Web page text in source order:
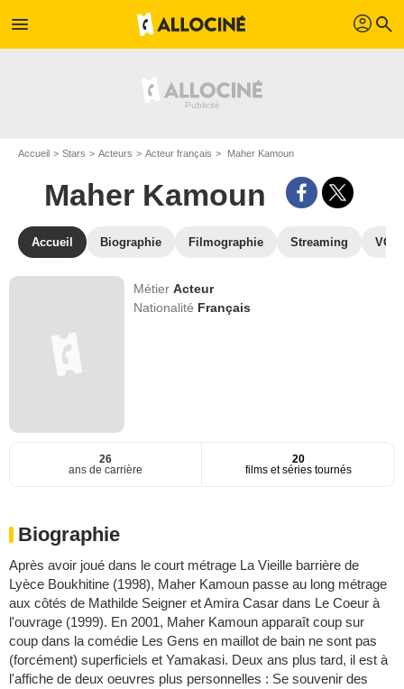
menu profil search
Accueil Stars Acteurs Acteur français Maher Kamoun
Maher Kamoun
Accueil Biographie Filmographie Streaming
MétierActeur
Nationalité Français
26
ans de carrière
20
films et séries tournés
Biographie
Après avoir joué dans le court métrage La Vieille barrière de
Lyèce Boukhitine (1998), Maher Kamoun passe au long métrage
aux côtés de Mathilde Seigner et Amira Casar dans Le Coeur à
l'ouvrage (1999). En 2001, Maher Kamoun apparaît coup sur
coup dans la comédie Les Gens en maillot de bain ne sont pas
(forcément) superficiels et Yamakasi. Deux ans plus tard, il est à
l'affiche de deux oeuvres plus personnelles : Se souvenir des